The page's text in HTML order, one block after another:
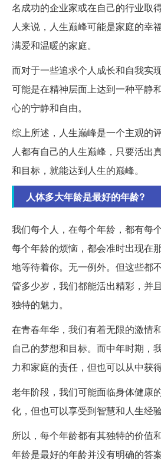
名成功的企业家或在自己的行业取
人来说，人生巅峰可能是家庭的幸
满爱和温暖的家庭。
而对于一些追求个人成长和自我实
可能是在精神层面上达到一种平静
心的宁静和自由。
综上所述，人生巅峰是一个主观的
人都有自己的人生巅峰，只要活出
和目标，就能达到人生的巅峰。
人体多大年龄是最好的年龄?
我们每个人，在每个年龄，都有每
每个年龄的烦恼，都会准时出现在
地等待着你。无一例外。但这些都
管多少岁，我们都能活出精彩，并
独特的魅力。
在青春年华，我们有着无限的激情
自己的梦想和目标。而中年时期，
力和家庭的责任，但也可以从中获
老年阶段，我们可能面临身体健康
化，但也可以享受到智慧和人生经
所以，每个年龄都有其独特的价值
年龄是最好的年龄并没有明确的答